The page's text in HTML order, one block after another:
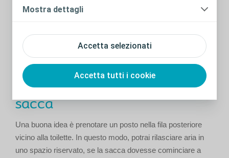
Accetta selezionati
Accetta tutti i cookie
Mostra dettagli
E ricorda che altrettanto spesso il rigonfiamento della sacca
gassate e ai cibi che producono gas.
Come evitare il cattivo odore
e i rumori provenienti dalla
sacca
Una buona idea è prenotare un posto nella fila posteriore
vicino alla toilette. In questo modo, potrai rilasciare aria in
uno spazio riservato, se la sacca dovesse cominciare a